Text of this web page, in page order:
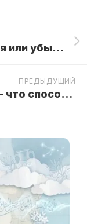
Луна 11 июля 2018 — растущая или убывающая луна, какая фаза сегодня, лунный календарь сегодня
ПРЕДЫДУЩИЙ
Ангельская нумерология — что способны сказать числа